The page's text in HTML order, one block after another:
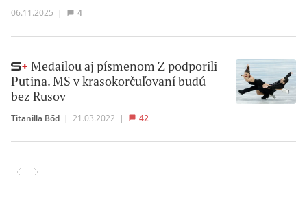
06.11.2025 | 4
Medailou aj písmenom Z podporili
Putina. MS v krasokorčuľovaní budú
bez Rusov
Titanilla Bőd | 21.03.2022 | 42